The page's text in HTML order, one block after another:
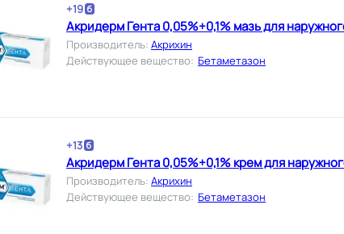
+19
Акридерм Гента 0,05%+0,1% мазь для
Производитель: Акрихин
Действующее вещество: Бетаметазон
+13
Акридерм Гента 0,05%+0,1% крем для
Производитель: Акрихин
Действующее вещество: Бетаметазон